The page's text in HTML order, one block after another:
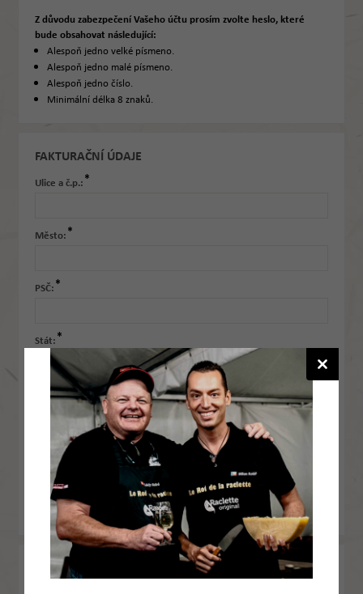
Z důvodu zabezpečení Vašeho účtu prosím zvolte heslo, které
bude obsahovat následující:
Alespoň jedno velké písmeno.
Alespoň jedno malé písmeno.
Alespoň jedno číslo.
Minimální délka 8 znaků.
FAKTURAČNÍ ÚDAJE
Ulice a č.p.:*
Město:*
PSČ:*
Stát:*
Firma:
DIČ:
DODACÍ ADRESA